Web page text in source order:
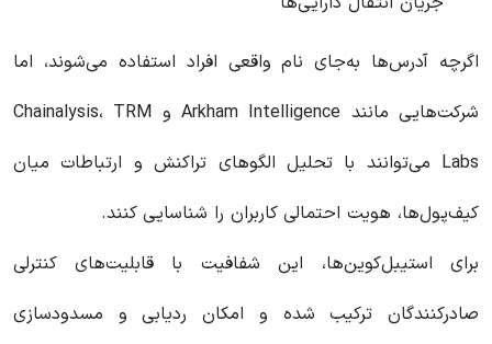
اگرچه آدرس‌ها به‌جای نام واقعی افراد استفاده می‌شوند، اما
شرکت‌هایی مانند Arkham Intelligence و Chainalysis، TRM
Labs می‌توانند با تحلیل الگوهای تراکنش و ارتباطات میان
کیف‌پول‌ها، هویت احتمالی کاربران را شناسایی کنند.
برای استیبل‌کوین‌ها، این شفافیت با قابلیت‌های کنترلی
صادرکنندگان ترکیب شده و امکان ردیابی و مسدودسازی